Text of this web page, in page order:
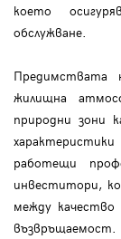
което
обслужване.
Предимствата
жилищна
природни зони
работещи
инвеститори,
между качество
възвръщаемост.